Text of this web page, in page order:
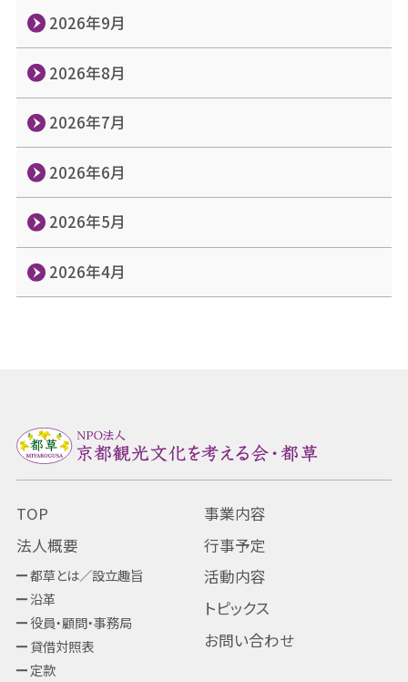
2026年9月
2026年8月
2026年7月
2026年6月
2026年5月
2026年4月
TOP
法人概要
都草とは／設立趣旨
沿革
役員・顧問・事務局
貸借対照表
定款
事業内容
行事予定
活動内容
トピックス
お問い合わせ